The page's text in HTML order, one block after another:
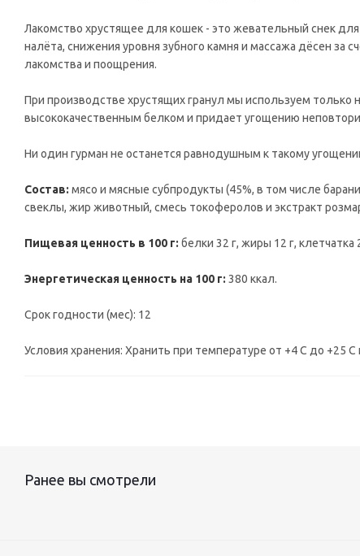
Лакомство хрустящее для кошек - это жевательный снек
налёта, снижения уровня зубного камня и массажа дёсен за
лакомства и поощрения.
При производстве хрустящих гранул мы используем
высококачественным белком и придает угощению
Ни один гурман не останется равнодушным к такому
Состав: мясо и мясные субпродукты (45%, в том числе
свеклы, жир животный, смесь токоферолов и экстракт
Пищевая ценность в 100 г: белки 32 г, жиры 12 г, клетчатка
Энергетическая ценность на 100 г: 380 ккал.
Срок годности (мес): 12
Условия хранения: Хранить при температуре от +4 С до +25
Ранее вы смотрели